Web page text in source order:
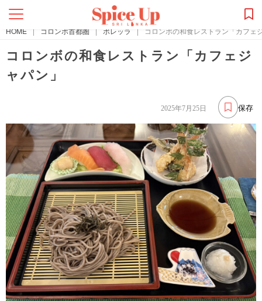
HOME | コロンボ首都圏 | ボレッラ | コロンボの和食レストラン「カフェ
コロンボの和食レストラン「カフェジ
ャパン」
保存
2025年7月25日